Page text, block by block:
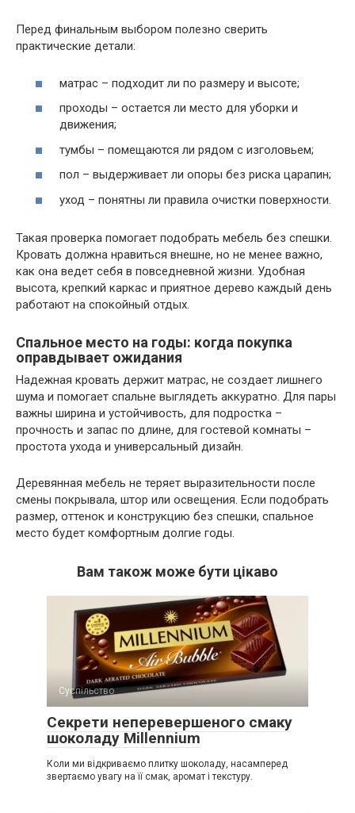
Перед финальным выбором полезно сверить
практические детали:
матрас – подходит ли по размеру и высоте;
проходы – остается ли место для уборки и
движения;
тумбы – помещаются ли рядом с изголовьем;
пол – выдерживает ли опоры без риска царапин;
уход – понятны ли правила очистки поверхности.
Такая проверка помогает подобрать мебель без спешки.
Кровать должна нравиться внешне, но не менее важно,
как она ведет себя в повседневной жизни. Удобная
высота, крепкий каркас и приятное дерево каждый день
работают на спокойный отдых.
Спальное место на годы: когда покупка
оправдывает ожидания
Надежная кровать держит матрас, не создает лишнего
шума и помогает спальне выглядеть аккуратно. Для пары
важны ширина и устойчивость, для подростка –
прочность и запас по длине, для гостевой комнаты –
простота ухода и универсальный дизайн.
Деревянная мебель не теряет выразительности после
смены покрывала, штор или освещения. Если подобрать
размер, оттенок и конструкцию без спешки, спальное
место будет комфортным долгие годы.
Вам також може бути цікаво
Суспільство
Секрети неперевершеного смаку
шоколаду Millennium
Коли ми відкриваємо плитку шоколаду, насамперед
звертаємо увагу на її смак, аромат і текстуру.